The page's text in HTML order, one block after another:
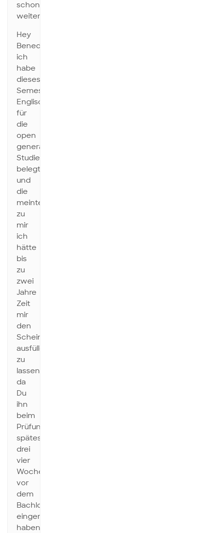
schon
weiterhelfen.
Hey
Benedikt,
ich
habe
dieses
Semester
Englisch
für
die
open
general
Studies
belegt
und
die
meinten
zu
mir
ich
hätte
bis
zu
zwei
Jahre
Zeit
mir
den
Schein
ausfüllen
zu
lassen,
da
Du
ihn
beim
Prüfungsamt
spätestens
drei
vier
Wochen
vor
dem
Bachlorende
eingereicht
haben